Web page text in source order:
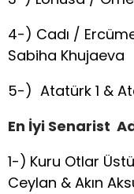
4-) Cadı /
Sabiha Khujaeva
5-) Atatürk 1 &
En İyi Senarist
1-) Kuru Otlar
Ceylan & Akın